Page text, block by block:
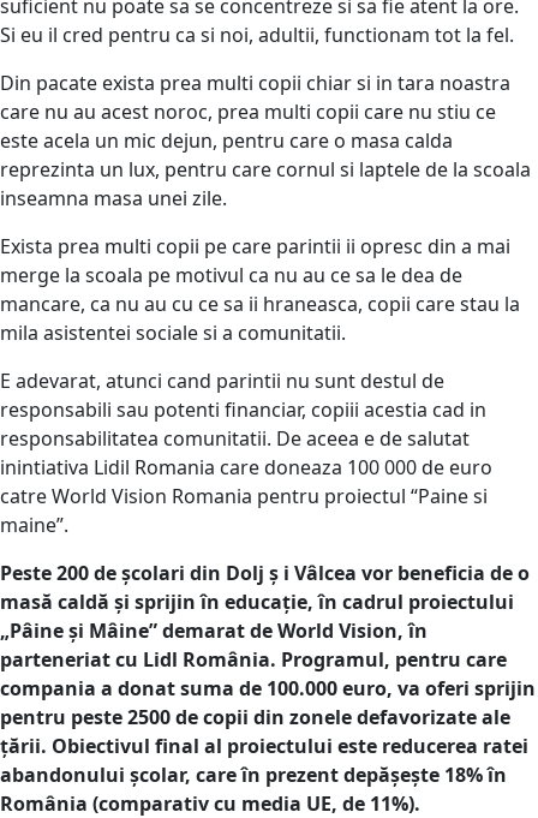
suficient nu poate sa se concentreze si sa fie atent la ore.
Si eu il cred pentru ca si noi, adultii, functionam tot la fel.
Din pacate exista prea multi copii chiar si in tara noastra
care nu au acest noroc, prea multi copii care nu stiu ce
este acela un mic dejun, pentru care o masa calda
reprezinta un lux, pentru care cornul si laptele de la scoala
inseamna masa unei zile.
Exista prea multi copii pe care parintii ii opresc din a mai
merge la scoala pe motivul ca nu au ce sa le dea de
mancare, ca nu au cu ce sa ii hraneasca, copii care stau la
mila asistentei sociale si a comunitatii.
E adevarat, atunci cand parintii nu sunt destul de
responsabili sau potenti financiar, copiii acestia cad in
responsabilitatea comunitatii. De aceea e de salutat
inintiativa Lidil Romania care doneaza 100 000 de euro
catre World Vision Romania pentru proiectul “Paine si
maine”.
Peste 200 de școlari din Dolj ș i Vâlcea vor beneficia de o
masă caldă și sprijin în educație, în cadrul proiectului
„Pâine și Mâine” demarat de World Vision, în
parteneriat cu Lidl România. Programul, pentru care
compania a donat suma de 100.000 euro, va oferi sprijin
pentru peste 2500 de copii din zonele defavorizate ale
țării. Obiectivul final al proiectului este reducerea ratei
abandonului școlar, care în prezent depășește 18% în
România (comparativ cu media UE, de 11%).